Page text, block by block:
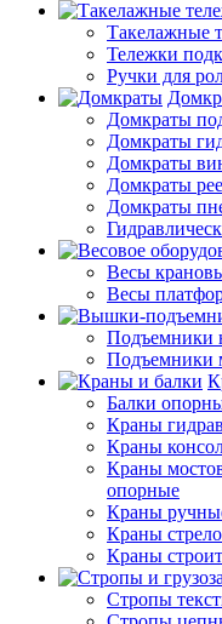
Такелажные
Тележки
Ручки для
Домкраты
Домкраты
Домкраты
Домкраты
Домкраты
Весы
Весы
Подъемники
Подъемники
Балки
Краны
Краны
Краны
опорные
Краны
Краны
Краны
Стропы